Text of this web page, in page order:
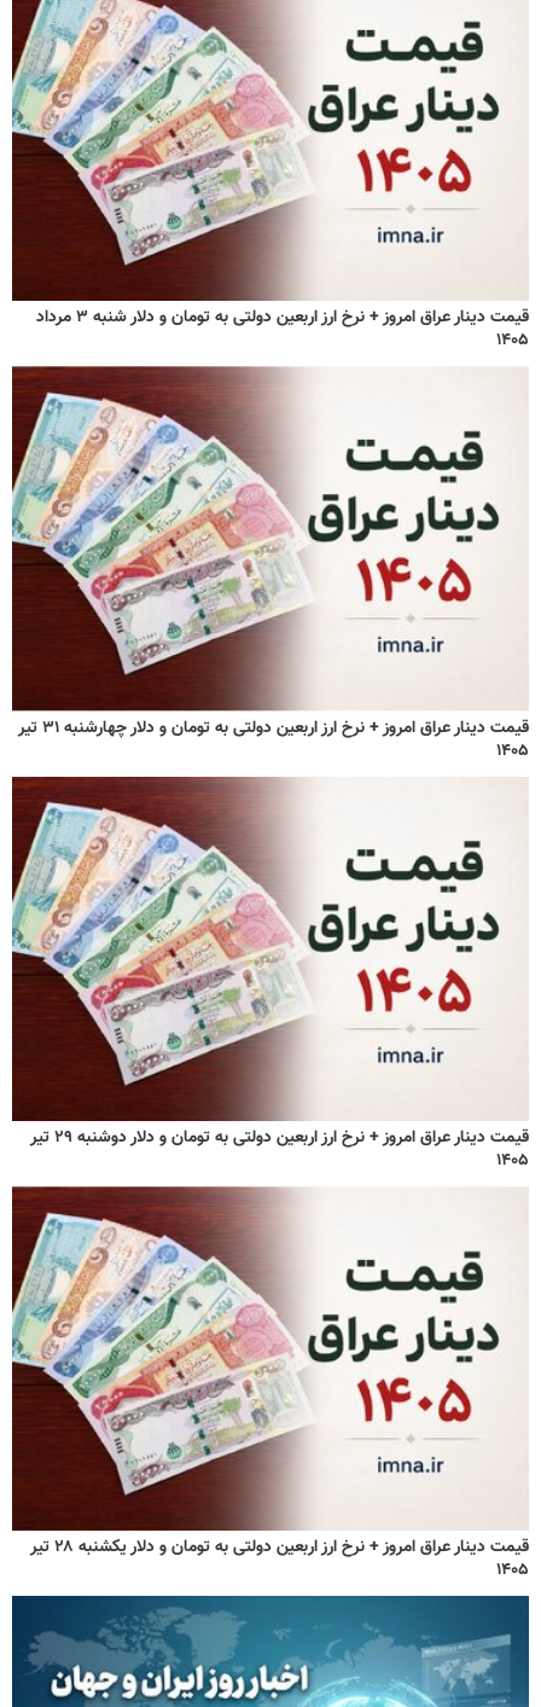
قیمت دینار عراق امروز + نرخ ارز اربعین دولتی به تومان و دلار شنبه ۳ مرداد
۱۴۰۵
قیمت دینار عراق امروز + نرخ ارز اربعین دولتی به تومان و دلار چهارشنبه ۳۱ تیر
۱۴۰۵
قیمت دینار عراق امروز + نرخ ارز اربعین دولتی به تومان و دلار دوشنبه ۲۹ تیر
۱۴۰۵
قیمت دینار عراق امروز + نرخ ارز اربعین دولتی به تومان و دلار یکشنبه ۲۸ تیر
۱۴۰۵